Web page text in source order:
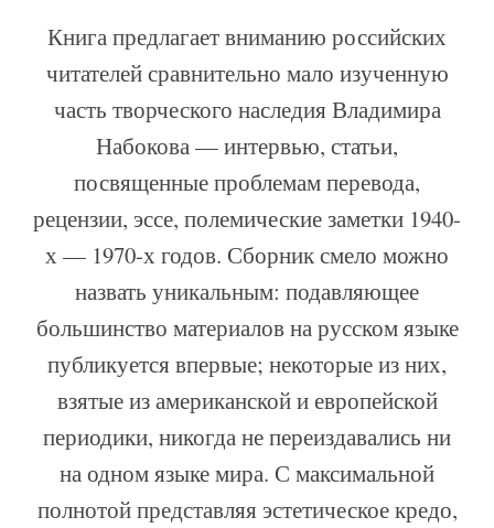
Книга предлагает вниманию российских
читателей сравнительно мало изученную
часть творческого наследия Владимира
Набокова — интервью, статьи,
посвященные проблемам перевода,
рецензии, эссе, полемические заметки 1940-
х — 1970-х годов. Сборник смело можно
назвать уникальным: подавляющее
большинство материалов на русском языке
публикуется впервые; некоторые из них,
взятые из американской и европейской
периодики, никогда не переиздавались ни
на одном языке мира. С максимальной
полнотой представляя эстетическое кредо,